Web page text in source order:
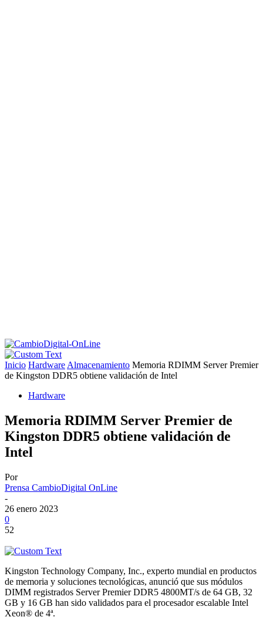
Inicio Hardware Almacenamiento Memoria RDIMM Server Premier
de Kingston DDR5 obtiene validación de Intel
Hardware
Memoria RDIMM Server Premier de
Kingston DDR5 obtiene validación de
Intel
Por
Prensa CambioDigital OnLine
-
26 enero 2023
0
52
Kingston Technology Company, Inc., experto mundial en productos
de memoria y soluciones tecnológicas, anunció que sus módulos
DIMM registrados Server Premier DDR5 4800MT/s de 64 GB, 32
GB y 16 GB han sido validados para el procesador escalable Intel
Xeon® de 4ª.